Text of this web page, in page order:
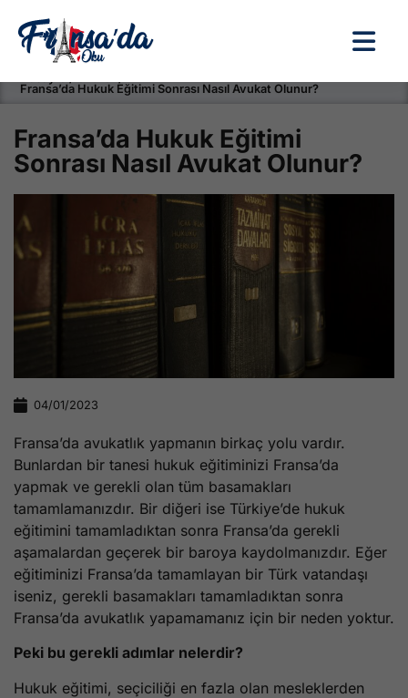
Fransa’da Hukuk Eğitimi Sonrası Nasıl Avukat Olunur?
Fransa’da Hukuk Eğitimi
Sonrası Nasıl Avukat Olunur?
04/01/2023
Fransa’da avukatlık yapmanın birkaç yolu vardır.
Bunlardan bir tanesi hukuk eğitiminizi Fransa’da
yapmak ve gerekli olan tüm basamakları
tamamlamanızdır. Bir diğeri ise Türkiye’de hukuk
eğitimini tamamladıktan sonra Fransa’da gerekli
aşamalardan geçerek bir baroya kaydolmanızdır. Eğer
eğitiminizi Fransa’da tamamlayan bir Türk vatandaşı
iseniz, gerekli basamakları tamamladıktan sonra
Fransa’da avukatlık yapamamanız için bir neden yoktur.
Peki bu gerekli adımlar nelerdir?
Hukuk eğitimi, seçiciliği en fazla olan mesleklerden